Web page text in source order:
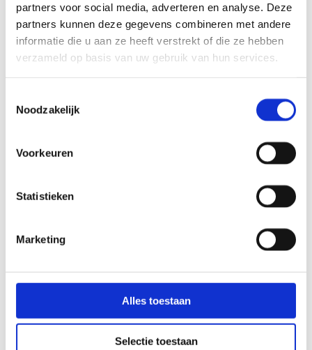
partners voor social media, adverteren en analyse. Deze
partners kunnen deze gegevens combineren met andere
informatie die u aan ze heeft verstrekt of die ze hebben
verzameld op basis van uw gebruik van hun services.
Noodzakelijk
Voorkeuren
Statistieken
Marketing
Alles toestaan
Selectie toestaan
Zorg Onderwijs en wetenschap
RESEARCHGEBOUW T NKI-AVL
De nieuwbouw van gebouw T heeft 10.000 m2 bruto
vloeroppervlakte. Het NKI-AVL omvat een centrum
voor wetenschappelijk onderzoek naar kanker en een
Lees meer
De Berghege Heerkens bouwgroep heeft een nieuw
onderwijsgebouw gerealiseerd voor Fontys de Rondom
architecten uit Dordrecht en En-En architecten uit
Onderwijs en wetenschap